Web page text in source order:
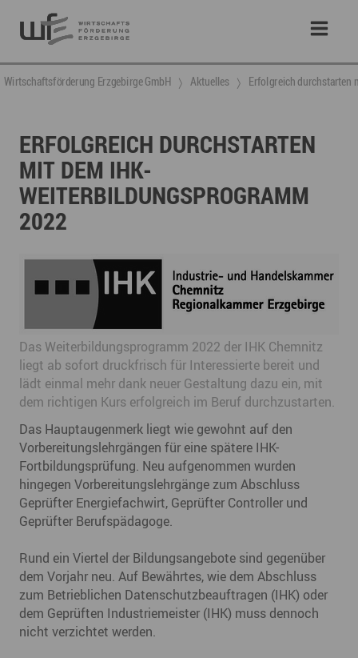
Wirtschaftsförderung Erzgebirge GmbH Aktuelles Erfolgreich durchstarten
ERFOLGREICH DURCHSTARTEN
MIT DEM IHK-
WEITERBILDUNGSPROGRAMM
2022
Das Weiterbildungsprogramm 2022 der IHK Chemnitz
liegt ab sofort druckfrisch für Interessierte bereit und
lädt einmal mehr dank neuer Gestaltung dazu ein, mit
dem richtigen Kurs erfolgreich im Beruf durchzustarten.
Das Hauptaugenmerk liegt wie gewohnt auf den
Vorbereitungslehrgängen für eine spätere IHK-
Fortbildungsprüfung. Neu aufgenommen wurden
hingegen Vorbereitungslehrgänge zum Abschluss
Geprüfter Energiefachwirt, Geprüfter Controller und
Geprüfter Berufspädagoge.
Rund ein Viertel der Bildungsangebote sind gegenüber
dem Vorjahr neu. Auf Bewährtes, wie dem Abschluss
zum Betrieblichen Datenschutzbeauftragen (IHK) oder
dem Geprüften Industriemeister (IHK) muss dennoch
nicht verzichtet werden.